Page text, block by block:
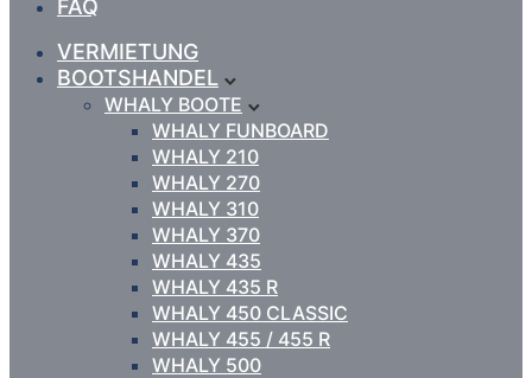
FAQ
VERMIETUNG
BOOTSHANDEL
WHALY BOOTE
WHALY FUNBOARD
WHALY 210
WHALY 270
WHALY 310
WHALY 370
WHALY 435
WHALY 435 R
WHALY 450 CLASSIC
WHALY 455 / 455 R
WHALY 500